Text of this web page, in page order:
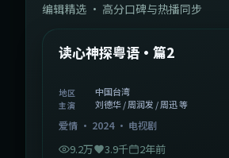
编辑精选 · 高分口碑与热播同步
精选
中国台湾
读心神探粤语·篇2
地区 中国台湾
主演 刘德华 / 周润发 / 周迅 等
爱情 · 2024· 电视剧
9.2万 3.9千 2年前